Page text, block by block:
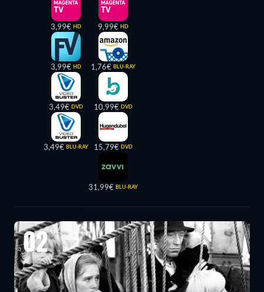
3,99€ HD
3,99€ HD
3,49€ DVD
3,49€ BLU-RAY
9,99€ HD
1,76€ BLU-RAY
10,99€ DVD
15,79€ DVD
31,99€ BLU-RAY
02